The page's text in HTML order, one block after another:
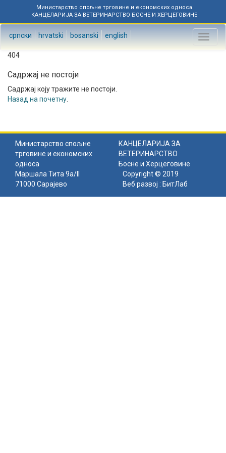
Министарство спољне трговине и економских односа
КАНЦЕЛАРИЈА ЗА ВЕТЕРИНАРСТВО БОСНЕ И ХЕРЦЕГОВИНЕ
српски hrvatski bosanski english
Toggle
404
Садржај не постоји
Садржај коју тражите не постоји.
Назад на почетну
Министарство спољне
трговине и економских
односа
КАНЦЕЛАРИЈА ЗА
ВЕТЕРИНАРСТВО
Босне и Херцеговине
Маршала Тита 9а/II
71000 Сарајево
Copyright © 2019
Веб развој : БитЛаб